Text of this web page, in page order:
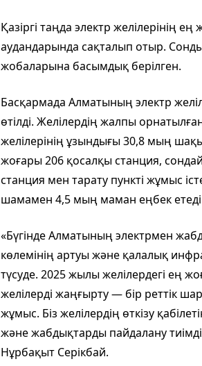
Қазіргі таңда электр желілерінің
аудандарында сақталып отыр.
жобаларына басымдық берілген.
Басқармада Алматының электр
өтілді. Желілердің жалпы
желілерінің ұзындығы 30,8 мың
жоғары 206 қосалқы станция,
станция мен тарату пункті жұмыс
шамамен 4,5 мың маман еңбек
«Бүгінде Алматының электрмен
көлемінің артуы және қалалық
түсуде. 2025 жылы желілердегі ең
желілерді жаңғырту — бір реттік
жұмыс. Біз желілердің өткізу
және жабдықтарды пайдалану
Нұрбақыт Серікбай.